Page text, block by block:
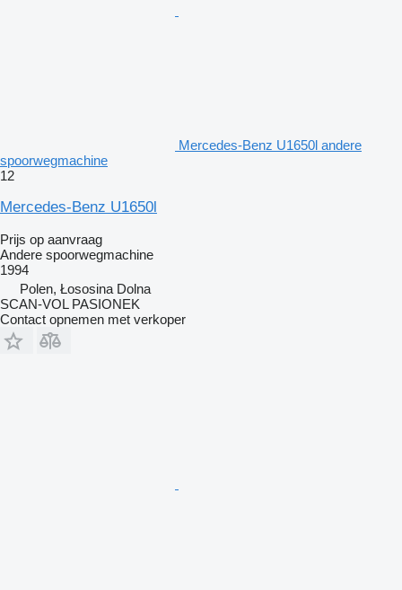
Mercedes-Benz U1650l andere
spoorwegmachine
12
Mercedes-Benz U1650l
Prijs op aanvraag
Andere spoorwegmachine
1994
Polen, Łososina Dolna
SCAN-VOL PASIONEK
Contact opnemen met verkoper